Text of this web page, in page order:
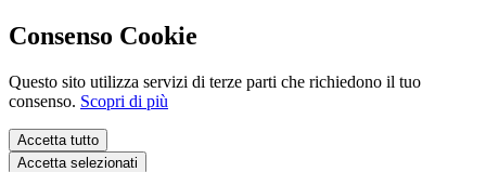
Consenso Cookie
Questo sito utilizza servizi di terze parti che richiedono il tuo
consenso. Scopri di più
Accetta tutto
Accetta selezionati